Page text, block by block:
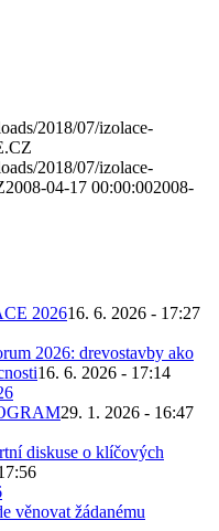
2018/07/izolace-
2018/07/izolace-
2008-04-17 00:00:002008-
202616. 6. 2026 - 17:27
2026: drevostavby ako
16. 6. 2026 - 17:14
29. 1. 2026 - 16:47
diskuse o klíčových
věnovat žádanému